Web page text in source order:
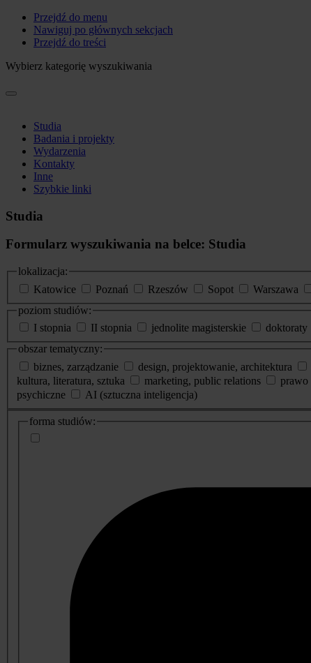
Przejdź do menu
Nawiguj po głównych sekcjach
Przejdź do treści
Wybierz kategorię wyszukiwania
Studia
Badania i projekty
Wydarzenia
Kontakty
Inne
Szybkie linki
Studia
Formularz wyszukiwania na belce: Studia
lokalizacja:
Katowice
Poznań Rzeszów Sopot Warszawa
poziom studiów:
I stopnia
II stopnia jednolite magisterskie doktoraty
obszar tematyczny:
biznes, zarządzanie
design, projektowanie, architektura
kultura, literatura, sztuka
marketing, public relations prawo
psychiczne
AI (sztuczna inteligencja)
dodatkowe
informacje
forma studiów: